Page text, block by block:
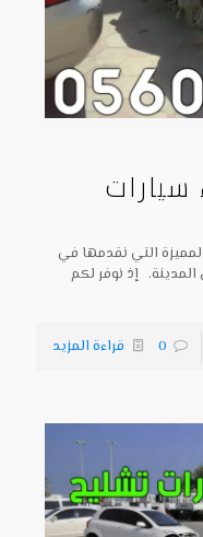
سيارات
التي نقدمها في
إذ نوفر لكم
0 قراءة المزيد